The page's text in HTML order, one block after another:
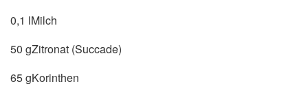
0,1 lMilch
50 gZitronat (Succade)
65 gKorinthen